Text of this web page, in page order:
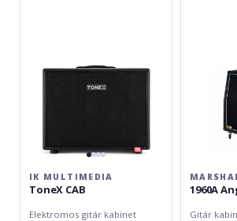
IK MULTIMEDIA
ToneX CAB
Elektromos gitár kabinet
1960A
Gitár